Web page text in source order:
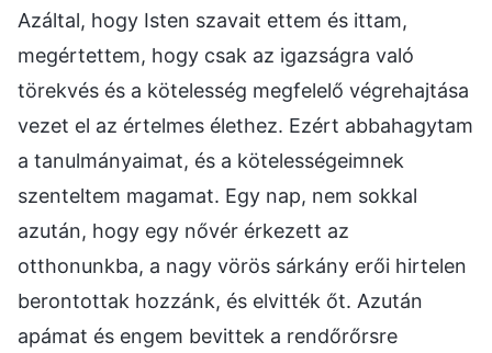
Azáltal, hogy Isten szavait ettem és ittam,
megértettem, hogy csak az igazságra való
törekvés és a kötelesség megfelelő végrehajtása
vezet el az értelmes élethez. Ezért abbahagytam
a tanulmányaimat, és a kötelességeimnek
szenteltem magamat. Egy nap, nem sokkal
azután, hogy egy nővér érkezett az
otthonunkba, a nagy vörös sárkány erői hirtelen
berontottak hozzánk, és elvitték őt. Azután
apámat és engem bevittek a rendőrőrsre